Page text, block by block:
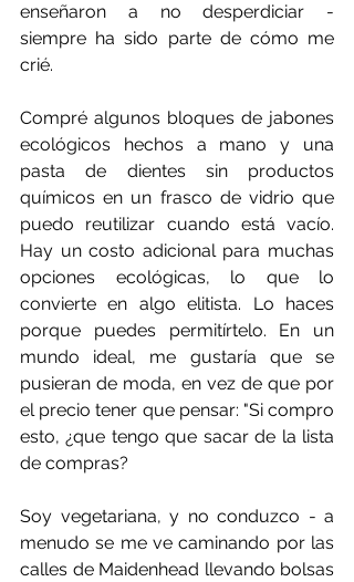
enseñaron a no desperdiciar -
siempre ha sido parte de cómo me
crié.
Compré algunos bloques de jabones
ecológicos hechos a mano y una
pasta de dientes sin productos
químicos en un frasco de vidrio que
puedo reutilizar cuando está vacío.
Hay un costo adicional para muchas
opciones ecológicas, lo que lo
convierte en algo elitista. Lo haces
porque puedes permitírtelo. En un
mundo ideal, me gustaría que se
pusieran de moda, en vez de que por
el precio tener que pensar: "Si compro
esto, ¿que tengo que sacar de la lista
de compras?
Soy vegetariana, y no conduzco - a
menudo se me ve caminando por las
calles de Maidenhead llevando bolsas